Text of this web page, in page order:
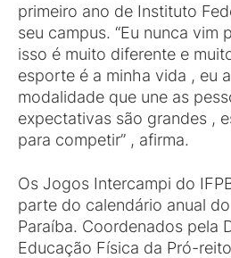
primeiro ano de Instituto
seu campus. “Eu nunca vim
isso é muito diferente e
esporte é a minha vida , eu
modalidade que une as
expectativas são grandes ,
para competir” , afirma.
Os Jogos Intercampi do
parte do calendário anual
Paraíba. Coordenados pela
Educação Física da Pró-